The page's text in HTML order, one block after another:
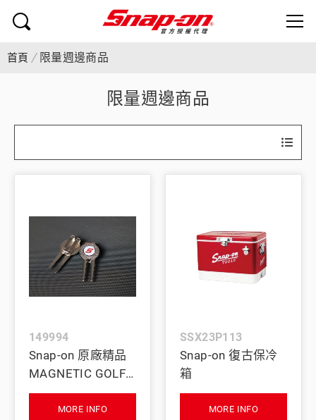
首頁 限量週邊商品
限量週邊商品
149994
Snap-on 原廠精品
MAGNETIC GOLF
DIVOT
MORE INFO
SSX23P113
Snap-on 復古保冷
箱
MORE INFO